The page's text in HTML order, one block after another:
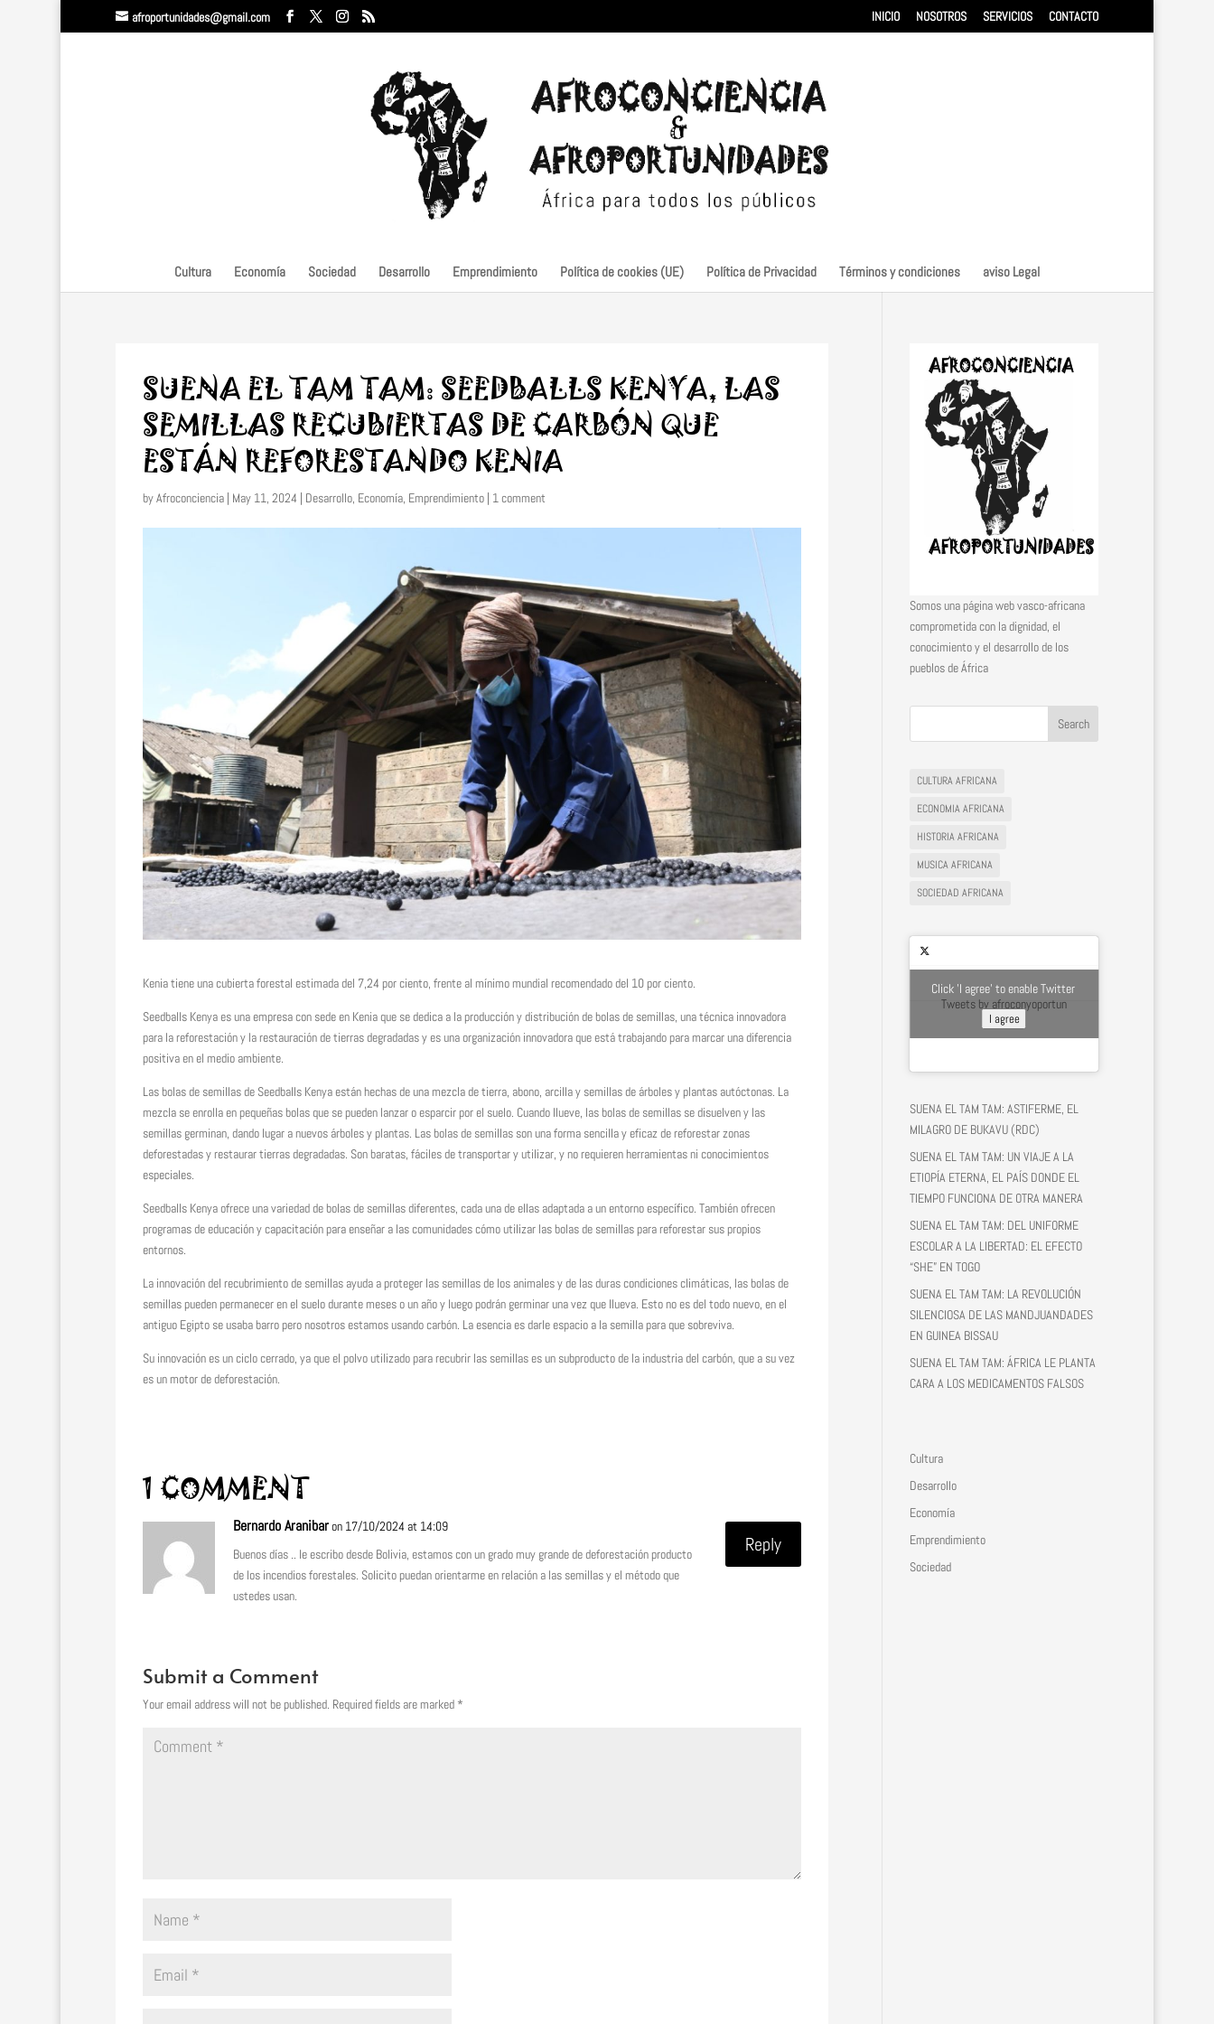
afroportunidades@gmail.com INICIO NOSOTROS SERVICIOS CONTACTO
Cultura Economía Sociedad Desarrollo Emprendimiento Política de cookies (UE) Política de Privacidad Términos y condiciones aviso Legal
SUENA EL TAM TAM: SEEDBALLS KENYA, LAS
SEMILLAS RECUBIERTAS DE CARBÓN QUE
ESTÁN REFORESTANDO KENIA
byAfroconciencia| May 11, 2024 | Desarrollo, Economía, Emprendimiento| 1 comment
Kenia tiene una cubierta forestal estimada del 7,24 por ciento, frente al mínimo mundial recomendado del 10 por ciento.
Seedballs Kenya es una empresa con sede en Kenia que se dedica a la producción y distribución de bolas de semillas, una técnica innovadora
para la reforestación y la restauración de tierras degradadas y es una organización innovadora que está trabajando para marcar una diferencia
positiva en el medio ambiente.
Las bolas de semillas de Seedballs Kenya están hechas de una mezcla de tierra, abono, arcilla y semillas de árboles y plantas autóctonas. La
mezcla se enrolla en pequeñas bolas que se pueden lanzar o esparcir por el suelo. Cuando llueve, las bolas de semillas se disuelven y las
semillas germinan, dando lugar a nuevos árboles y plantas. Las bolas de semillas son una forma sencilla y eficaz de reforestar zonas
deforestadas y restaurar tierras degradadas. Son baratas, fáciles de transportar y utilizar, y no requieren herramientas ni conocimientos
especiales.
Seedballs Kenya ofrece una variedad de bolas de semillas diferentes, cada una de ellas adaptada a un entorno específico. También ofrecen
programas de educación y capacitación para enseñar a las comunidades cómo utilizar las bolas de semillas para reforestar sus propios
entornos.
La innovación del recubrimiento de semillas ayuda a proteger las semillas de los animales y de las duras condiciones climáticas, las bolas de
semillas pueden permanecer en el suelo durante meses o un año y luego podrán germinar una vez que llueva. Esto no es del todo nuevo, en el
antiguo Egipto se usaba barro pero nosotros estamos usando carbón. La esencia es darle espacio a la semilla para que sobreviva.
Su innovación es un ciclo cerrado, ya que el polvo utilizado para recubrir las semillas es un subproducto de la industria del carbón, que a su vez
es un motor de deforestación.
1 COMMENT
Bernardo Aranibaron 17/10/2024 at 14:09
Buenos días .. le escribo desde Bolivia, estamos con un grado muy grande de deforestación producto
de los incendios forestales. Solicito puedan orientarme en relación a las semillas y el método que
ustedes usan.
Reply
Submit a Comment
Your email address will not be published. Required fields are marked *
Somos una página web vasco-africana
comprometida con la dignidad, el
conocimiento y el desarrollo de los
pueblos de África
CULTURA AFRICANA
ECONOMIA AFRICANA
HISTORIA AFRICANA
MUSICA AFRICANA
SOCIEDAD AFRICANA
Tweets by afroconyoportun
Click 'I agree' to enable Twitter
I agree
SUENA EL TAM TAM: ASTIFERME, EL
MILAGRO DE BUKAVU (RDC)
SUENA EL TAM TAM: UN VIAJE A LA
ETIOPÍA ETERNA, EL PAÍS DONDE EL
TIEMPO FUNCIONA DE OTRA MANERA
SUENA EL TAM TAM: DEL UNIFORME
ESCOLAR A LA LIBERTAD: EL EFECTO
“SHE” EN TOGO
SUENA EL TAM TAM: LA REVOLUCIÓN
SILENCIOSA DE LAS MANDJUANDADES
EN GUINEA BISSAU
SUENA EL TAM TAM: ÁFRICA LE PLANTA
CARA A LOS MEDICAMENTOS FALSOS
Cultura
Desarrollo
Economía
Emprendimiento
Sociedad